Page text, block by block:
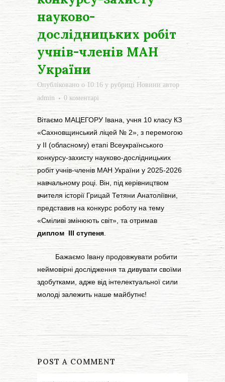
науково-
дослідницьких робіт
учнів-членів МАН
України
Опубліковано о 10:16 у рубриці Новини автор
admin
0 коментарі
Вітаємо МАЦЕГОРУ Івана, учня 10 класу КЗ
«Сахновщинський ліцей № 2», з перемогою
у ІІ (обласному) етапі Всеукраїнського
конкурсу-захисту науково-дослідницьких
робіт учнів-членів МАН України у 2025-2026
навчальному році. Він, під керівництвом
вчителя історії Грицай Тетяни Анатоліївни,
представив на конкурс роботу на тему
«Сміливі змінюють світ», та отримав
диплом ІІІ ступеня
Бажаємо Івану продовжувати робити
неймовірні дослідження та дивувати своїми
здобутками, адже від інтелектуальної сили
молоді залежить наше майбутнє!
POST A COMMENT